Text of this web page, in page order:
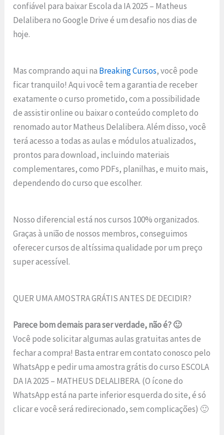
confiável para baixar Escola da IA 2025 – Matheus
Delalibera no Google Drive é um desafio nos dias de
hoje.
Mas comprando aqui na Breaking Cursos, você pode
ficar tranquilo! Aqui você tem a garantia de receber
exatamente o curso prometido, com a possibilidade
de assistir online ou baixar o conteúdo completo do
renomado autor Matheus Delalibera. Além disso, você
terá acesso a todas as aulas e módulos atualizados,
prontos para download, incluindo materiais
complementares, como PDFs, planilhas, e muito mais,
dependendo do curso que escolher.
Nosso diferencial está nos cursos 100% organizados.
Graças à união de nossos membros, conseguimos
oferecer cursos de altíssima qualidade por um preço
super acessível.
QUER UMA AMOSTRA GRÁTIS ANTES DE DECIDIR?
Parece bom demais para ser verdade, não é? 🙂
Você pode solicitar algumas aulas gratuitas antes de
fechar a compra! Basta entrar em contato conosco pelo
WhatsApp e pedir uma amostra grátis do curso ESCOLA
DA IA 2025 – MATHEUS DELALIBERA. (O ícone do
WhatsApp está na parte inferior esquerda do site, é só
clicar e você será redirecionado, sem complicações) 🙂